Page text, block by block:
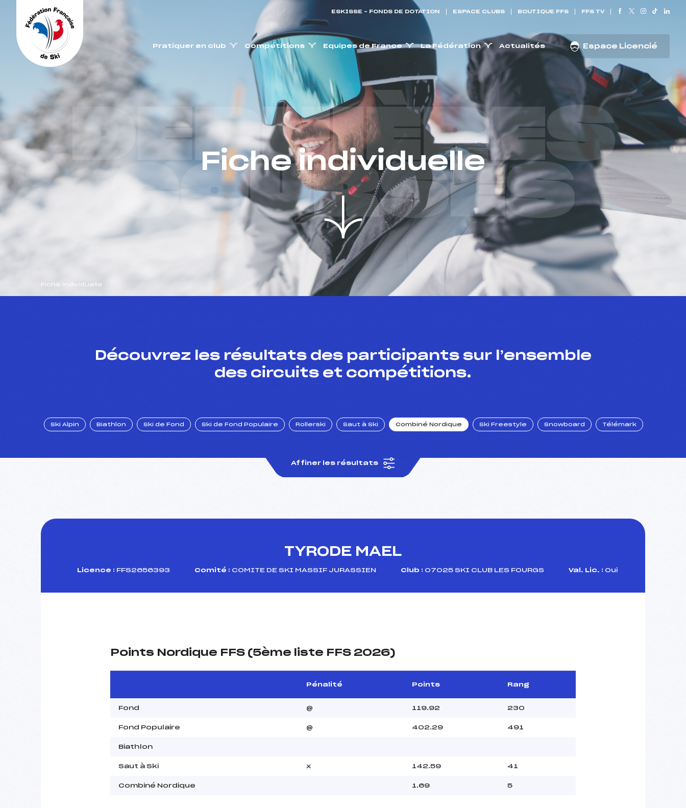
ESKISSE – FONDS DE DOTATION ESPACE CLUBS BOUTIQUE FFS FFS TV
Pratiquer en club Compétitions Equipes de France La Fédération Actualités Espace Licencié
DERNIÈRES
COURSES
Fiche individuelle
Fiche individuelle
Découvrez les résultats des participants sur l’ensemble
des circuits et compétitions.
Ski Alpin Biathlon Ski de Fond Ski de Fond Populaire Rollerski Saut à Ski Combiné Nordique Ski Freestyle Snowboard Télémark
Affiner les résultats
TYRODE MAEL
Licence : FFS2656393 Comité : COMITE DE SKI MASSIF JURASSIEN Club : 07025 SKI CLUB LES FOURGS Val. Lic. : Oui
Points Nordique FFS (5ème liste FFS 2026)
Pénalité Points Rang
Fond @ 119.92 230
Fond Populaire @ 402.29 491
Biathlon
Saut à Ski x 142.59 41
Combiné Nordique 1.69 5